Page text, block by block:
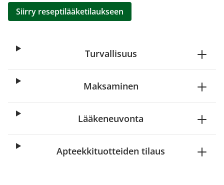
Siirry reseptilääketilaukseen
Turvallisuus
Maksaminen
Lääkeneuvonta
Apteekkituotteiden tilaus